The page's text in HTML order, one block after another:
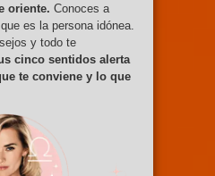
oriente. Conoces a
es la persona idónea.
y todo te
cinco sentidos alerta
te conviene y lo que